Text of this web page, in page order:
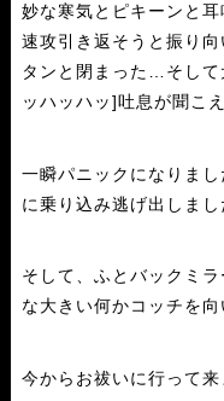
妙な寒気とピキーンと
速攻引き返そうと振り
タンと閉まった…そし
ッハッハッ]吐息が聞こ
一瞬パニックになりま
に乗り込み逃げ出しまし
そして、ふとバックミ
な大きい何かコッチを
今からお祓いに行って来